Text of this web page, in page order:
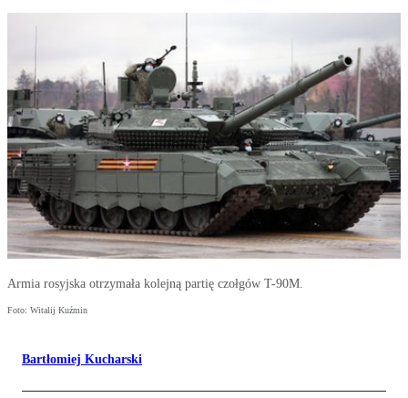
Armia rosyjska otrzymała kolejną partię czołgów T-90M.
Foto: Witalij Kuźmin
Bartłomiej Kucharski